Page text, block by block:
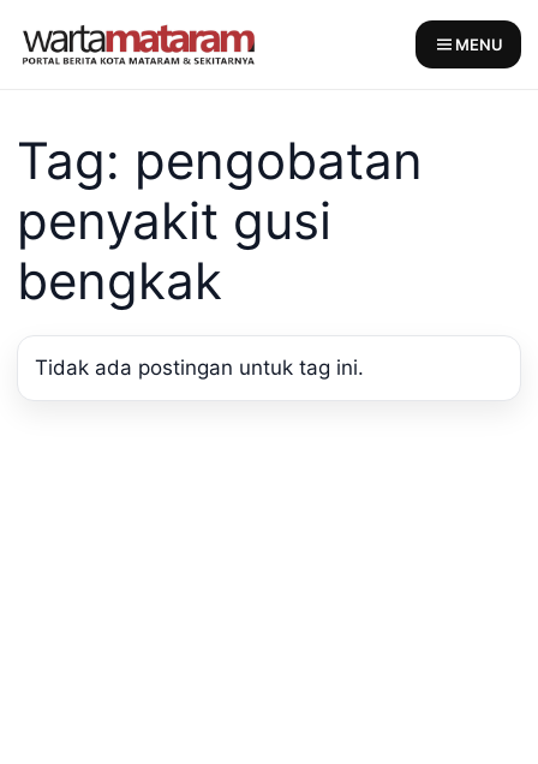
MENU
Tag: pengobatan
penyakit gusi
bengkak
Tidak ada postingan untuk tag ini.